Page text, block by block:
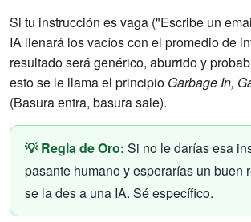
Si tu instrucción es vaga ("Escribe un
IA llenará los vacíos con el promedio de
resultado será genérico, aburrido y
esto se le llama el principio Garbage In,
(Basura entra, basura sale).
💡 Regla de Oro: Si no le darías esa
pasante humano y esperarías un buen
se la des a una IA. Sé específico.